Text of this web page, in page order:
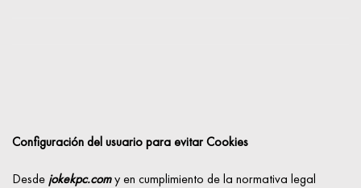
Configuración del usuario para evitar Cookies
Desde jokekpc.comy en cumplimiento de la normativa legal